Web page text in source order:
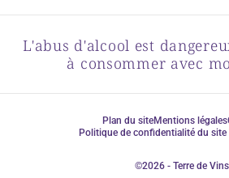
L'abus d'alcool est
à consommer avec
Plan du siteMentions légales
Politique de confidentialité du site
©2026 - Terre de Vins